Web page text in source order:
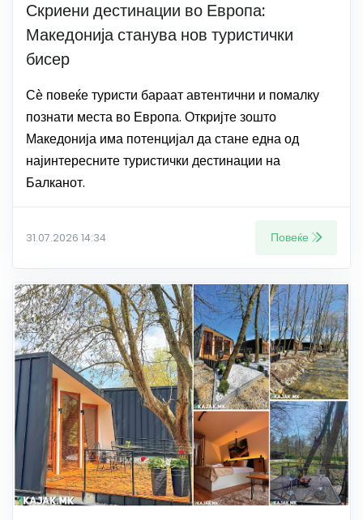
Скриени дестинации во Европа:
Македонија станува нов туристички
бисер
Сѐ повеќе туристи бараат автентични и помалку
познати места во Европа. Откријте зошто
Македонија има потенцијал да стане една од
најинтересните туристички дестинации на
Балканот.
31.07.2026 14:34 Повеќе